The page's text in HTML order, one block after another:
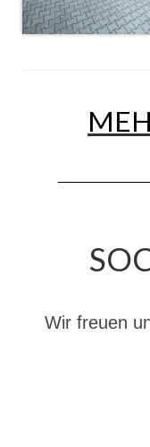
Chronik
Wir freuen